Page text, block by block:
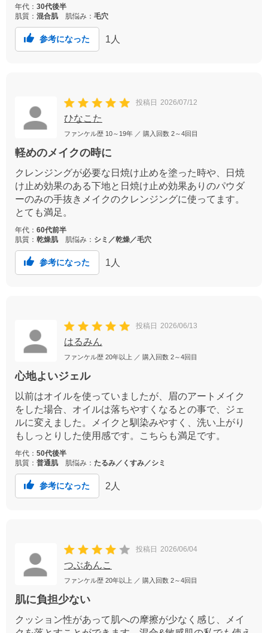
年代： 30代後半
肌質： 混合肌 肌悩み： 毛穴
参考になった 1 人
投稿日 2026/07/12
ひなこた
ファンケル歴 10～19年 ／ 購入回数 2～4回目
軽めのメイクの時に
クレンジングが必要な日焼け止めを塗った時や、日焼
け止め効果のある下地と日焼け止め効果ありのパウダ
ーのみの手抜きメイクのクレンジングに使ってます。
とても満足。
年代： 60代前半
肌質： 乾燥肌 肌悩み： シミ／乾燥／毛穴
参考になった 1 人
投稿日 2026/06/13
はるみん
ファンケル歴 20年以上 ／ 購入回数 2～4回目
心地よいジェル
以前はオイルを使っていましたが、眉のアートメイク
をした場合、オイルは落ちやすくなるとの事で、ジェ
ルに変えました。メイクと馴染みやすく、洗い上がり
もしっとりした使用感です。こちらも満足です。
年代： 50代後半
肌質： 普通肌 肌悩み： たるみ／くすみ／シミ
参考になった 2 人
投稿日 2026/06/04
つぶあんこ
ファンケル歴 20年以上 ／ 購入回数 2～4回目
肌に負担少ない
クッション性があって肌への摩擦が少なく感じ、メイ